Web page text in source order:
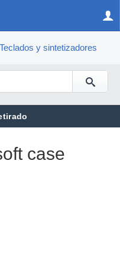
Teclados y sintetizadores
case